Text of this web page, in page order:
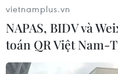
vietnamplus.vn
NAPAS, BIDV và
toán QR Việt Nam-